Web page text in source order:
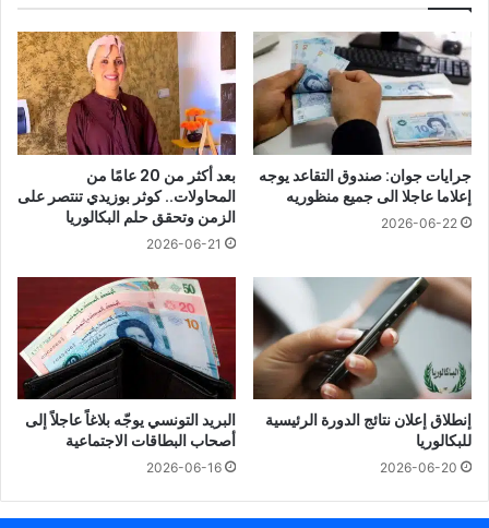
جرايات جوان: صندوق التقاعد يوجه
إعلاما عاجلا الى جميع منظوريه
2026-06-22
بعد أكثر من 20 عامًا من
المحاولات.. كوثر بوزيدي تنتصر على
الزمن وتحقق حلم البكالوريا
2026-06-21
إنطلاق إعلان نتائج الدورة الرئيسية
للبكالوريا
2026-06-20
البريد التونسي يوجّه بلاغاً عاجلاً إلى
أصحاب البطاقات الاجتماعية
2026-06-16